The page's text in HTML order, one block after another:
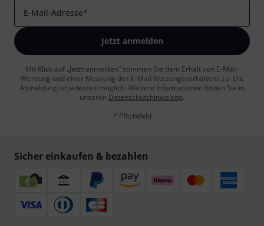
E-Mail-Adresse*
Jetzt anmelden
Mit Klick auf „Jetzt anmelden“ stimmen Sie dem Erhalt von E-Mail-
Werbung und einer Messung des E-Mail-Nutzungsverhaltens zu. Die
Abmeldung ist jederzeit möglich. Weitere Informationen finden Sie in
unseren Datenschutzhinweisen.
* Pflichtfeld
Sicher einkaufen & bezahlen